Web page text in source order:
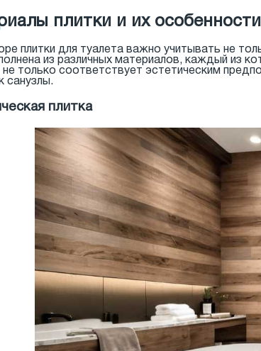
плитки и их особенности
плитки для туалета важно учитывать не
из различных материалов, каждый из
не только соответствует эстетическим
санузлы.
плитка